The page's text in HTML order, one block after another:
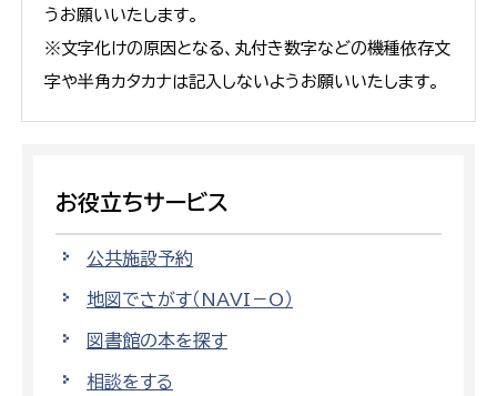
うお願いいたします。
※文字化けの原因となる、丸付き数字などの機種依存文
字や半角カタカナは記入しないようお願いいたします。
お役立ちサービス
公共施設予約
地図でさがす（NAVI－O）
図書館の本を探す
相談をする